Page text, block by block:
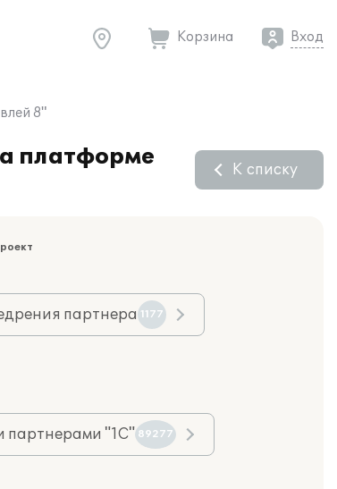
Корзина Вход
8"
платформе
К списку
партнера 1177
партнерами "1С" 89277